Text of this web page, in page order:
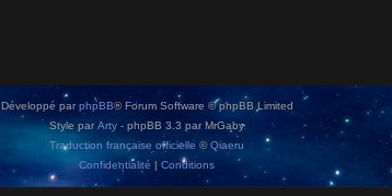
Développé parphpBB® Forum Software © phpBB Limited
Style par Arty - phpBB 3.3 par MrGaby
Traduction française officielle ©Qiaeru
Confidentialité | Conditions